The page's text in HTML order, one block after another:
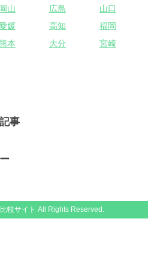
岡山 広島
山口
媛 高知
福岡
本 大分
宮崎
事
較サイト All Rights Reserved.